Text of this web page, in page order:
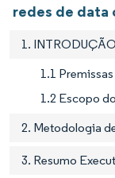
redes de data
1. INTRODUÇÃO
1.1
1.2 Escopo
2. Metodologia
3. Resumo